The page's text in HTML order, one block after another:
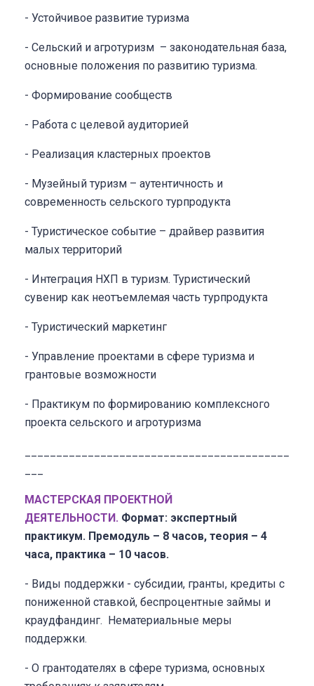
- Устойчивое развитие туризма
- Сельский и агротуризм – законодательная база,
основные положения по развитию туризма.
- Формирование сообществ
- Работа с целевой аудиторией
- Реализация кластерных проектов
- Музейный туризм – аутентичность и
современность сельского турпродукта
- Туристическое событие – драйвер развития
малых территорий
- Интеграция НХП в туризм. Туристический
сувенир как неотъемлемая часть турпродукта
- Туристический маркетинг
- Управление проектами в сфере туризма и
грантовые возможности
- Практикум по формированию комплексного
проекта сельского и агротуризма
МАСТЕРСКАЯ ПРОЕКТН ОЙ
ДЕЯТЕЛЬНОСТИ. Формат: экспертный
практикум. Премодуль – 8 часов, теория – 4
часа, практика – 10 часов.
- Виды поддержки - субсидии, гранты, кредиты с
пониженной ставкой, беспроцентные займы и
краудфандинг. Нематериальные меры
поддержки.
- О грантодателях в сфере туризма, основных